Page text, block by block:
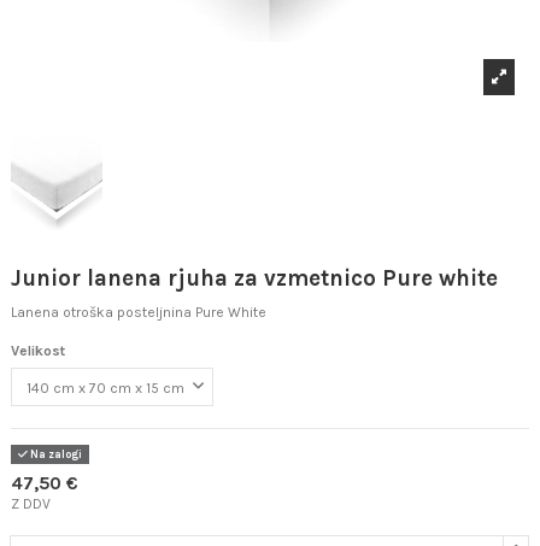
Junior lanena rjuha za vzmetnico Pure white
Lanena otroška posteljnina Pure White
Velikost
Na zalogi
47,50 €
Z DDV